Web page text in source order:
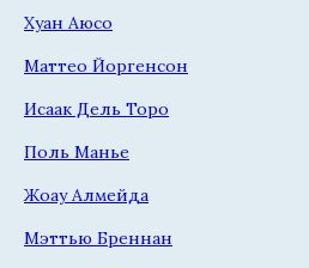
Хуан Аюсо
Маттео Йоргенсон
Исаак Дель Торо
Поль Манье
Жоау Алмейда
Мэттью Бреннан